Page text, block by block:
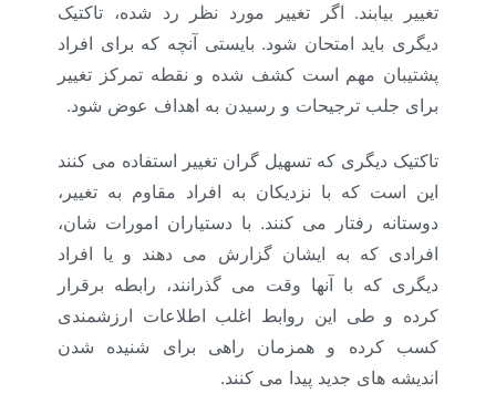
تغییر بیابند. اگر تغییر مورد نظر رد شده، تاکتیک
دیگری باید امتحان شود. بایستی آنچه که برای افراد
پشتیبان مهم است کشف شده و نقطه تمرکز تغییر
برای جلب ترجیحات و رسیدن به اهداف عوض شود.
تاکتیک دیگری که تسهیل گران تغییر استفاده می کنند
این است که با نزدیکان به افراد مقاوم به تغییر،
دوستانه رفتار می کنند. با دستیاران امورات شان،
افرادی که به ایشان گزارش می دهند و یا افراد
دیگری که با آنها وقت می گذرانند، رابطه برقرار
کرده و طی این روابط اغلب اطلاعات ارزشمندی
کسب کرده و همزمان راهی برای شنیده شدن
اندیشه های جدید پیدا می کنند.